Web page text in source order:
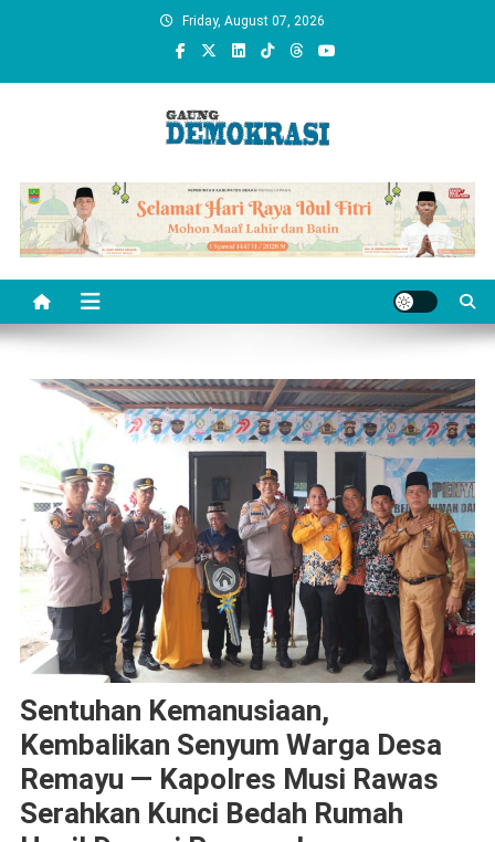
Friday, August 07, 2026
gaungdemokrasi.com
Sentuhan Kemanusiaan,
Kembalikan Senyum Warga Desa
Remayu — Kapolres Musi Rawas
Serahkan Kunci Bedah Rumah